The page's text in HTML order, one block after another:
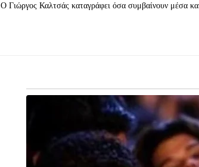
Ο Γιώργος Καλτσάς καταγράφει όσα συμβαίνουν μέσα